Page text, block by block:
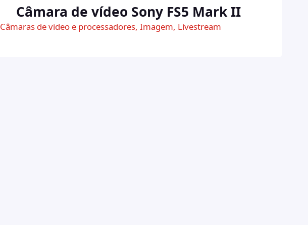
Câmara de vídeo Sony FS5 Mark II
Câmaras de video e processadores, Imagem, Livestream